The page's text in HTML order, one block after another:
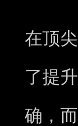
在顶
了提
确，